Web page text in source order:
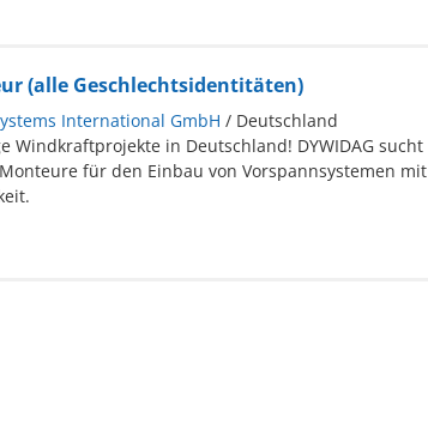
(alle Geschlechtsidentitäten)
International GmbH / Deutschland
Windkraftprojekte in Deutschland! DYWIDAG sucht
für den Einbau von Vorspannsystemen mit